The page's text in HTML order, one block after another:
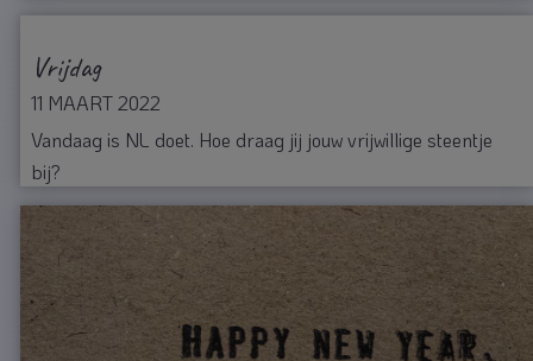
Vrijdag
11 MAART 2022
Vandaag is NL doet. Hoe draag jij jouw vrijwillige steentje
bij?